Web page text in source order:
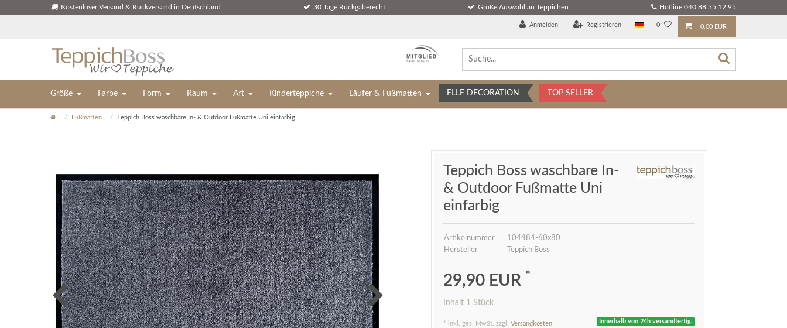
Kostenloser Versand & Rückversand in Deutschland 30 Tage Rückgaberecht Große Auswahl an Teppichen Hotline 040 88 35 12 95
Anmelden Registrieren 0 0,00 EUR
Größe Farbe Form Raum Art Kinderteppiche Läufer & Fußmatten ELLE DECORATION TOP SELLER
Fußmatten Teppich Boss waschbare In- & Outdoor Fußmatte Uni einfarbig
Teppich Boss waschbare In-
& Outdoor Fußmatte Uni
einfarbig
Artikelnummer
104484-60x80
Hersteller
Teppich Boss
29,90 EUR *
Inhalt 1 Stück
* inkl. ges. MwSt. zzgl. Versandkosten Innerhalb von 24h versandfertig.